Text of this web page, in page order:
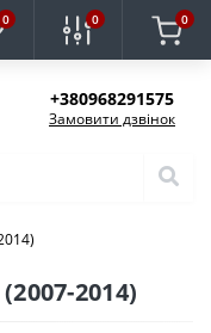
0 0 0
+380968291575
Замовити дзвінок
2014)